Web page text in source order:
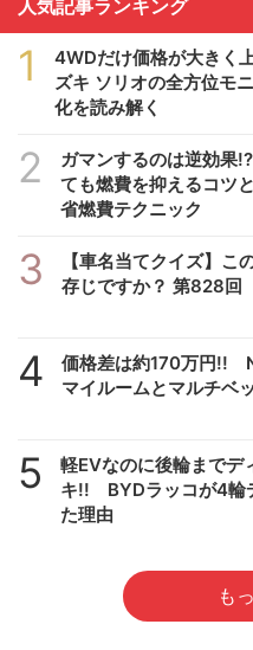
人気記事ランキング
1
4WDだけ価格が大きく
ズキ ソリオの全方位モ
化を読み解く
2
ガマンするのは逆効果
ても燃費を抑えるコツ
省燃費テクニック
3
【車名当てクイズ】こ
存じですか？ 第828回
4
価格差は約170万円!!
マイルームとマルチベ
5
軽EVなのに後輪までデ
キ!! BYDラッコが4輪
た理由
も